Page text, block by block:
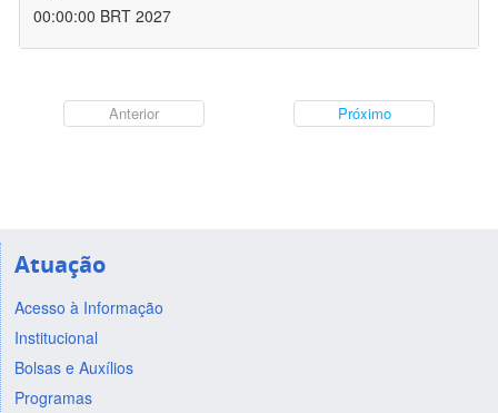
00:00:00 BRT 2027
Anterior Próximo
Atuação
Acesso à Informação
Institucional
Bolsas e Auxílios
Programas